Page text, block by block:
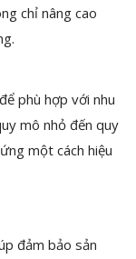
chỉ nâng cao
phù hợp với nhu
mô nhỏ đến quy
một cách hiệu
đảm bảo sản